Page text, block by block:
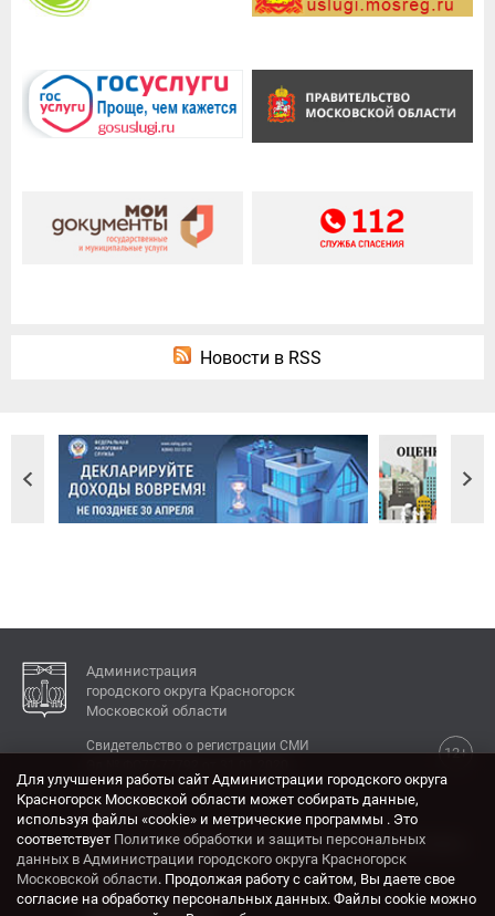
Новости в RSS
Администрация
городского округа Красногорск
Московской области
12+
Свидетельство о регистрации СМИ
КОНТАКТЫ
Адрес: 143404, Московская область, г. Красногорск,
ул. Ленина, дом 4.
Электронная почта:
Для улучшения работы сайт Администрации городского округа
Красногорск Московской области может собирать данные,
используя файлы «cookie» и метрические программы . Это
соответствует Политике обработки и защиты персональных
данных в Администрации городского округа Красногорск
Московской области. Продолжая работу с сайтом, Вы даете свое
согласие на обработку персональных данных. Файлы cookie можно